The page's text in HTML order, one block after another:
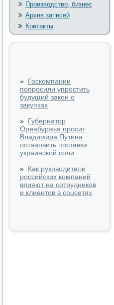
Производство, бизнес
Архив записей
Контакты
» Госкомпании
попросили упростить
будущий закон о
закупках
» Губернатор
Оренбуржья просит
Владимира Путина
остановить поставки
украинской соли
» Как руководители
российских компаний
влияют на сотрудников
и клиентов в соцсетях